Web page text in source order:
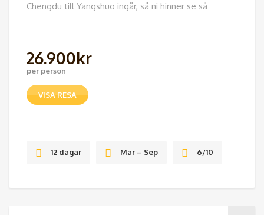
Chengdu till Yangshuo ingår, så ni hinner se så
26.900kr
per person
VISA RESA
12 dagar Mar – Sep 6/10